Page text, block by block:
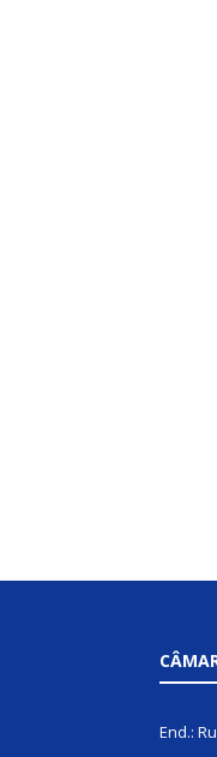
End.: